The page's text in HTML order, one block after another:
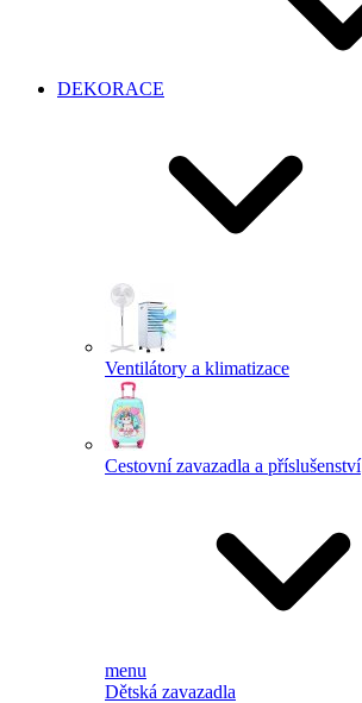
DEKORACE
Ventilátory a klimatizace
Cestovní zavazadla a příslušenství
menu
Dětská zavazadla